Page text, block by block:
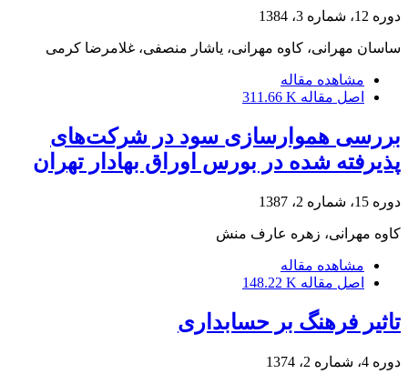
دوره 12، شماره 3، 1384
ساسان مهرانی، کاوه مهرانی، یاشار منصفی، غلامرضا کرمی
مشاهده مقاله
اصل مقاله 311.66 K
بررسی هموارسازی سود در شرکت‌های
پذیرفته شده در بورس اوراق بهادار تهران
دوره 15، شماره 2، 1387
کاوه مهرانی، زهره عارف منش
مشاهده مقاله
اصل مقاله 148.22 K
تاثیر فرهنگ بر حسابداری
دوره 4، شماره 2، 1374